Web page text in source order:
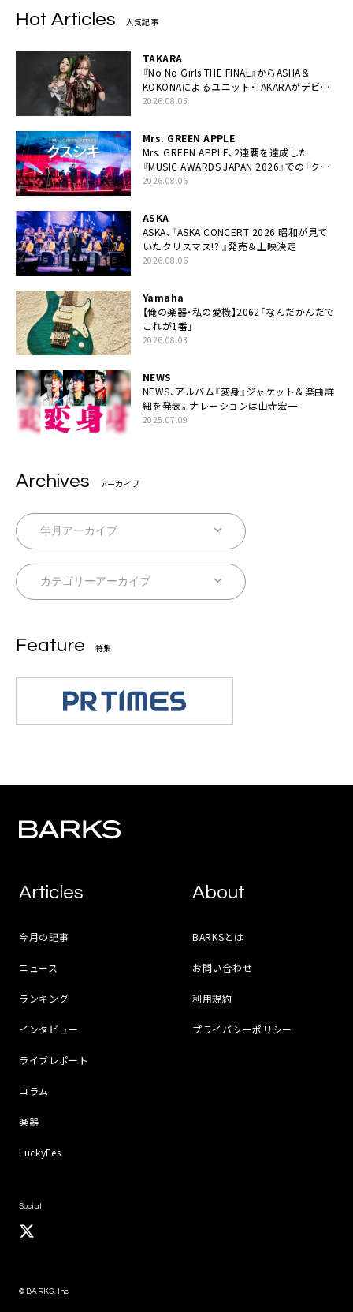
Hot Articles 人気記事
TAKARA
『No No Girls THE FINAL』からASHA＆
KOKONAによるユニット・TAKARAがデビュ
ー
2026.08.05
Mrs. GREEN APPLE
Mrs. GREEN APPLE、2連覇を達成した
『MUSIC AWARDS JAPAN 2026』での「クス
シキ」ライブパフォーマンスをYouTube公開
2026.08.06
ASKA
ASKA、『ASKA CONCERT 2026 昭和が見て
いたクリスマス!? 』発売＆上映決定
2026.08.06
Yamaha
【俺の楽器・私の愛機】2062「なんだかんだで
これが1番」
2026.08.03
NEWS
NEWS、アルバム『変身』ジャケット＆楽曲詳
細を発表。ナレーションは⼭寺宏⼀
2025.07.09
Archives アーカイブ
Feature 特集
Articles
今月の記事
ニュース
ランキング
インタビュー
ライブレポート
コラム
楽器
LuckyFes
About
BARKSとは
お問い合わせ
利用規約
プライバシーポリシー
Social
© BARKS, Inc.